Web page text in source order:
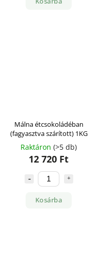
Málna étcsokoládéban
(fagyasztva szárított) 1KG
Raktáron (>5 db)
12 720 Ft
Kosárba